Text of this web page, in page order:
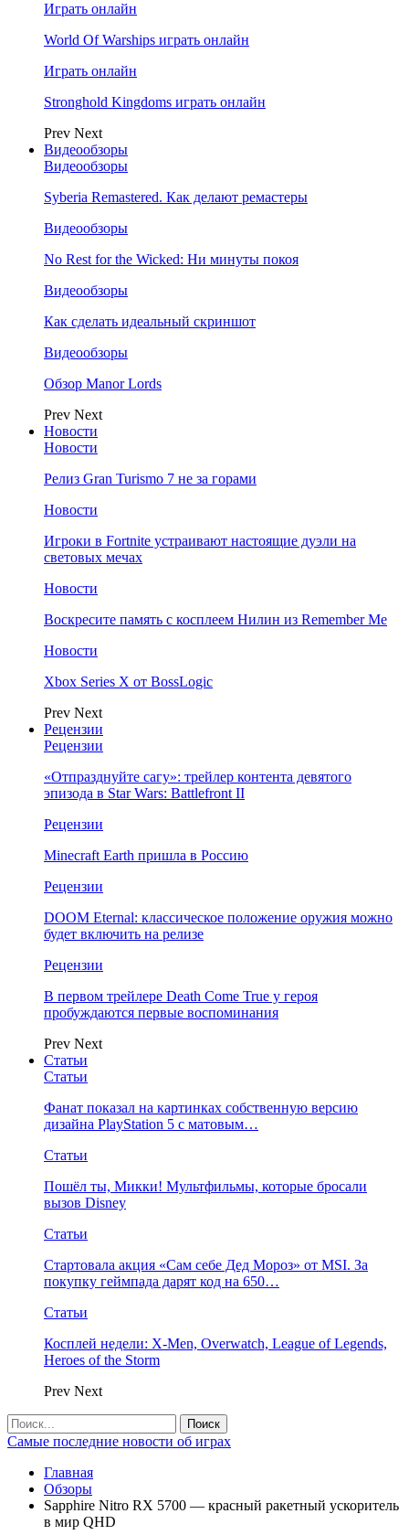
Играть онлайн
World Of Warships играть онлайн
Играть онлайн
Stronghold Kingdoms играть онлайн
Prev Next
Видеообзоры
Видеообзоры
Syberia Remastered. Как делают ремастеры
Видеообзоры
No Rest for the Wicked: Ни минуты покоя
Видеообзоры
Как сделать идеальный скриншот
Видеообзоры
Обзор Manor Lords
Prev Next
Новости
Новости
Релиз Gran Turismo 7 не за горами
Новости
Игроки в Fortnite устраивают настоящие дуэли на
световых мечах
Новости
Воскресите память с косплеем Нилин из Remember Me
Новости
Xbox Series X от BossLogic
Prev Next
Рецензии
Рецензии
«Отпразднуйте сагу»: трейлер контента девятого
эпизода в Star Wars: Battlefront II
Рецензии
Minecraft Earth пришла в Россию
Рецензии
DOOM Eternal: классическое положение оружия можно
будет включить на релизе
Рецензии
В первом трейлере Death Come True у героя
пробуждаются первые воспоминания
Prev Next
Статьи
Статьи
Фанат показал на картинках собственную версию
дизайна PlayStation 5 с матовым…
Статьи
Пошёл ты, Микки! Мультфильмы, которые бросали
вызов Disney
Статьи
Стартовала акция «Сам себе Дед Мороз» от MSI. За
покупку геймпада дарят код на 650…
Статьи
Косплей недели: X-Men, Overwatch, League of Legends,
Heroes of the Storm
Prev Next
Самые последние новости об играх
Главная
Обзоры
Sapphire Nitro RX 5700 — красный ракетный ускоритель
в мир QHD